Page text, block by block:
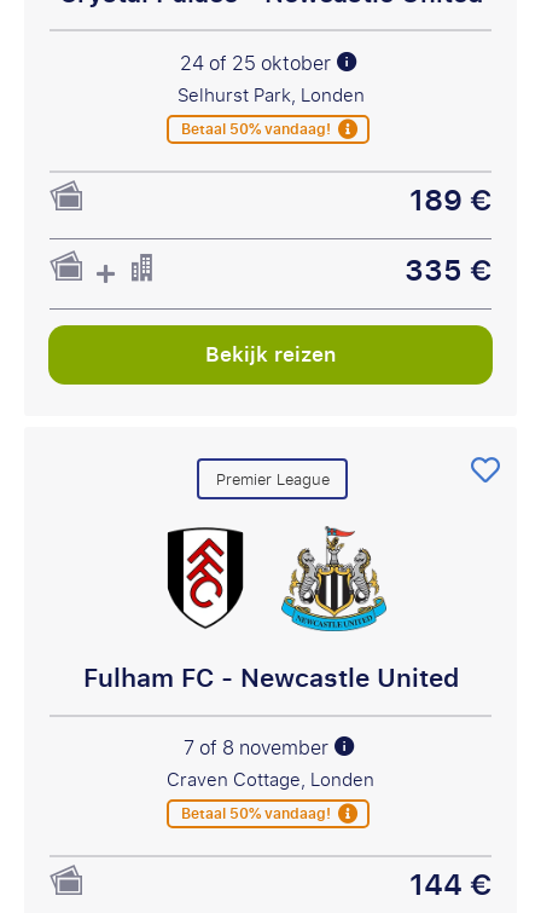
24 of 25 oktober
Selhurst Park, Londen
Betaal 50% vandaag!
189 €
335 €
Bekijk reizen
Premier League
Fulham FC - Newcastle United
7 of 8 november
Craven Cottage, Londen
Betaal 50% vandaag!
144 €